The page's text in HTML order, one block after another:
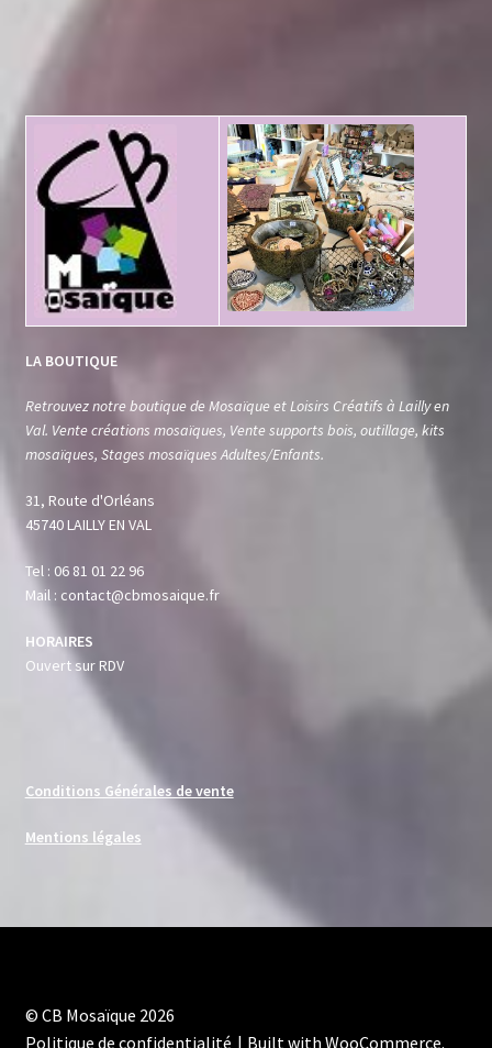
LA BOUTIQUE
Retrouvez notre boutique de Mosaïque et Loisirs Créatifs à Lailly en
Val. Vente créations mosaïques, Vente supports bois, outillage, kits
mosaïques, Stages mosaïques Adultes/Enfants.
31, Route d'Orléans
45740 LAILLY EN VAL
Tel : 06 81 01 22 96
Mail : contact@cbmosaique.fr
HORAIRES
Ouvert sur RDV
Conditions Générales de vente
Mentions légales
© CB Mosaïque 2026
Politique de confidentialité
Built with WooCommerce.